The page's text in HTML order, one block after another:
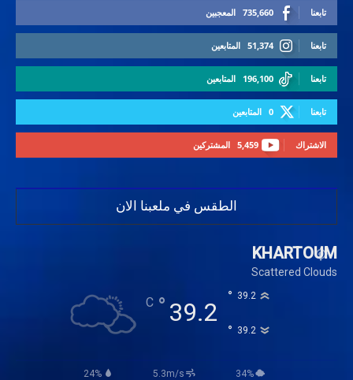
735,660 المعجبين تابعنا
51,374 المتابعين تابعنا
196,100 المتابعين تابعنا
0 المتابعين تابعنا
5,459 المشتركين الاشتراك
الطقس في ملعبنا الان
KHARTOUM
Scattered Clouds
39.2
°
C 39.2
°
39.2
°
24% 5.3m/s 34%